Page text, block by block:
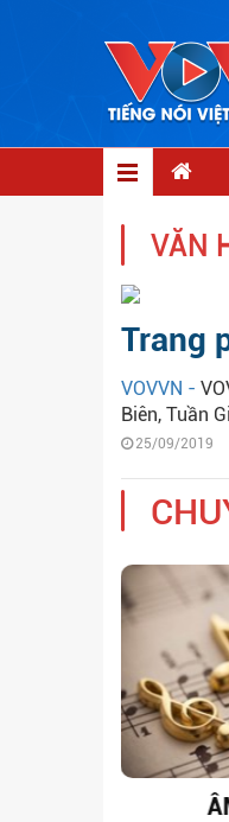
VĂN
Trang
VOVVN -
Biên, Tuần
25/09/2019